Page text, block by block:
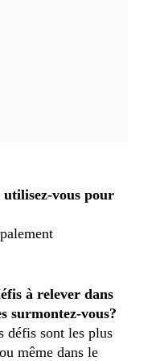
utilisez-vous pour
à relever dans
surmontez-vous?
défis sont les plus
même dans le